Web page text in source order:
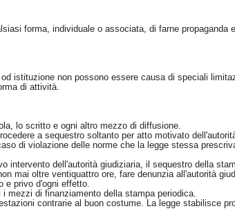
forma, individuale o associata, di farne propaganda
istituzione non possono essere causa di speciali
di attività.
lo scritto e ogni altro mezzo di diffusione.
a sequestro soltanto per atto motivato
di violazione delle norme che la legge stessa
intervento dell'autorità giudiziaria, il sequestro della
mai oltre ventiquattro ore, fare denunzia all'autorità
e privo d'ogni effetto.
mezzi di finanziamento della stampa periodica.
contrarie al buon costume. La legge stabilisce